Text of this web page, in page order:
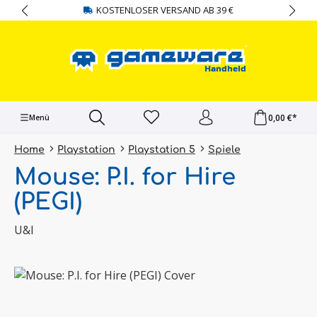
springen KOSTENLOSER VERSAND AB 39 €
Menü 0,00 €*
Home Playstation Playstation 5 Spiele
Mouse: P.I. for Hire
(PEGI)
U&I
Bildergalerie überspringen